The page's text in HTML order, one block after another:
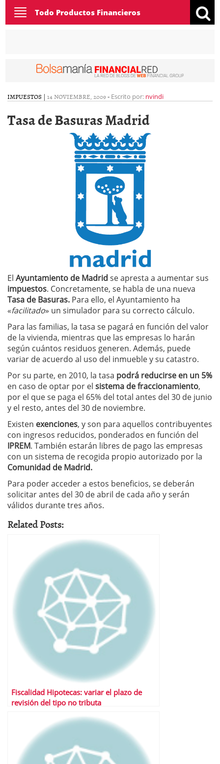
Toggle
navigation
Todo Productos Financieros
IMPUESTOS | 14 NOVIEMBRE, 2009- Escrito por: nvindi
Tasa de Basuras Madrid
El Ayuntamiento de Madrid se apresta a aumentar sus
impuestos. Concretamente, se habla de una nueva
Tasa de Basuras. Para ello, el Ayuntamiento ha
«facilitado» un simulador para su correcto cálculo.
Para las familias, la tasa se pagará en función del valor
de la vivienda, mientras que las empresas lo harán
según cuántos residuos generen. Además, puede
variar de acuerdo al uso del inmueble y su catastro.
Por su parte, en 2010, la tasa podrá reducirse en un 5%
en caso de optar por el sistema de fraccionamiento,
por el que se paga el 65% del total antes del 30 de junio
y el resto, antes del 30 de noviembre.
Existen exenciones, y son para aquellos contribuyentes
con ingresos reducidos, ponderados en función del
IPREM. También estarán libres de pago las empresas
con un sistema de recogida propio autorizado por la
Comunidad de Madrid.
Para poder acceder a estos beneficios, se deberán
solicitar antes del 30 de abril de cada año y serán
válidos durante tres años.
Related Posts:
Fiscalidad Hipotecas: variar el plazo de
revisión del tipo no tributa